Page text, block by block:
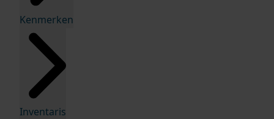
Kenmerken
Inventaris